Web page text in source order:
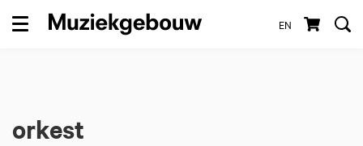
EN
Menu
orkest